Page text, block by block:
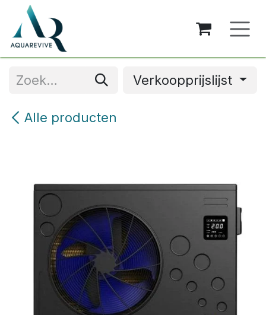
Overslaan naar inhoud
Alle producten
Verkoopprijslijst